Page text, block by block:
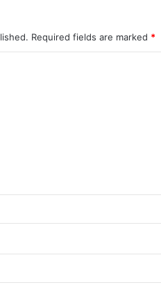
Required fields are marked *